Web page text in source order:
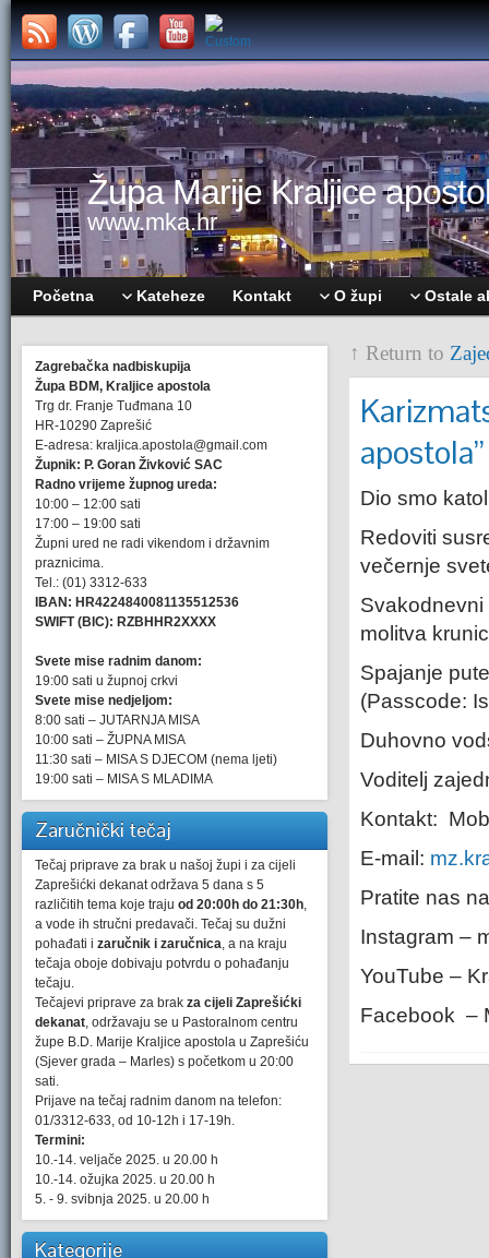
Župa Marije Kraljice
www.mka.hr
Početna Kateheze Kontakt O župi Ostale
Zagrebačka nadbiskupija
Župa BDM, Kraljice apostola
Trg dr. Franje Tuđmana 10
HR-10290 Zaprešić
E-adresa: kraljica.apostola@gmail.com
Župnik: P. Goran Živković SAC
Radno vrijeme župnog ureda:
10:00 – 12:00 sati
17:00 – 19:00 sati
Župni ured ne radi vikendom i državnim
praznicima.
Tel.: (01) 3312-633
IBAN: HR4224840081135512536
SWIFT (BIC): RZBHHR2XXXX
Svete mise radnim danom:
19:00 sati u župnoj crkvi
Svete mise nedjeljom:
8:00 sati – JUTARNJA MISA
10:00 sati – ŽUPNA MISA
11:30 sati – MISA S DJECOM (nema ljeti)
19:00 sati – MISA S MLADIMA
Zaručnički tečaj
Tečaj priprave za brak u našoj župi i za cijeli
Zaprešićki dekanat održava 5 dana s 5
različitih tema koje traju od 20:00h do 21:30h,
a vode ih stručni predavači. Tečaj su dužni
pohađati i zaručnik i zaručnica, a na kraju
tečaja oboje dobivaju potvrdu o pohađanju
tečaju.
Tečajevi priprave za brak za cijeli Zaprešićki
dekanat, održavaju se u Pastoralnom centru
župe B.D. Marije Kraljice apostola u Zaprešiću
(Sjever grada – Marles) s početkom u 20:00
sati.
Prijave na tečaj radnim danom na telefon:
01/3312-633, od 10-12h i 17-19h.
Termini:
10.-14. veljače 2025. u 20.00 h
10.-14. ožujka 2025. u 20.00 h
5. - 9. svibnja 2025. u 20.00 h
Kategorije
↑ Return to
apostola”
Dio smo
Redoviti
večernje
molitva
Spajanje
(Passcode:
Duhovno
Voditelj
Kontakt:
E-mail:
Pratite nas
Instagram –
YouTube –
Facebook –